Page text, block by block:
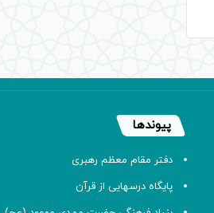
پیوندها
دفتر مقام معظم رهبری
پایگاه درسهایی از قرآن